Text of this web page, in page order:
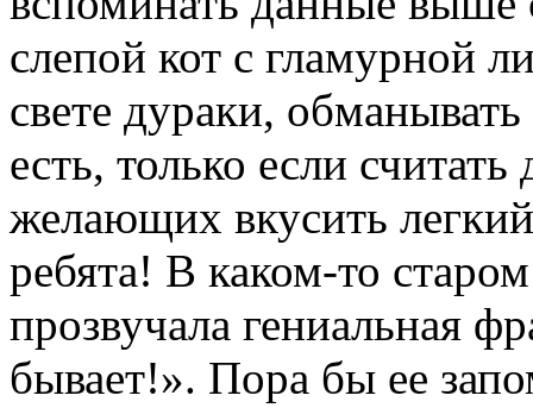
слепой кот с гламурной
свете дураки,
есть, только если
желающих вкусить
ребята! В каком-то
прозвучала гениальная
бывает!». Пора бы ее